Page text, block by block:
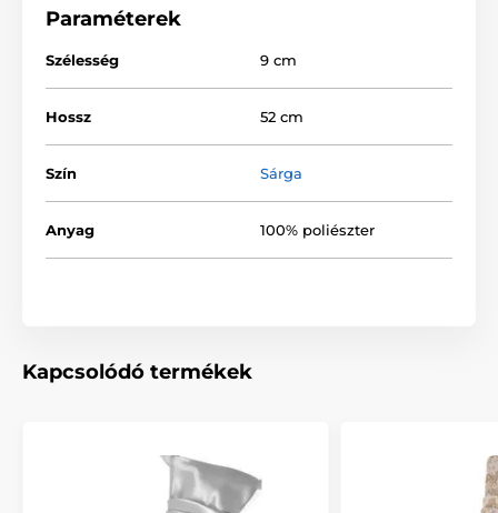
Paraméterek
Szélesség 9 cm
Hossz 52 cm
Szín Sárga
Anyag 100% poliészter
Kapcsolódó termékek